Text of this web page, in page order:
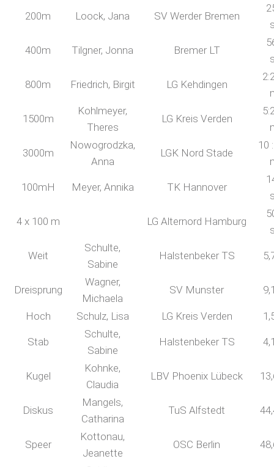
200m Loock, Jana SV Werder Bremen
400m Tilgner, Jonna Bremer LT
800m Friedrich, Birgit LG Kehdingen
1500m
Kohlmeyer,
Theres
LG Kreis Verden
3000m
Nowogrodzka,
Anna
LGK Nord Stade
10
100mH Meyer, Annika TK Hannover
4 x 100 m LG Alternord Hamburg
Weit
Schulte,
Sabine
Halstenbeker TS
Dreisprung
Wagner,
Michaela
SV Munster
Hoch Schulz, Lisa LG Kreis Verden
Stab
Schulte,
Sabine
Halstenbeker TS
Kugel
Kohnke,
Claudia
LBV Phoenix Lübeck
Diskus
Mangels,
Catharina
TuS Alfstedt
Speer
Kottonau,
Jeanette
OSC Berlin